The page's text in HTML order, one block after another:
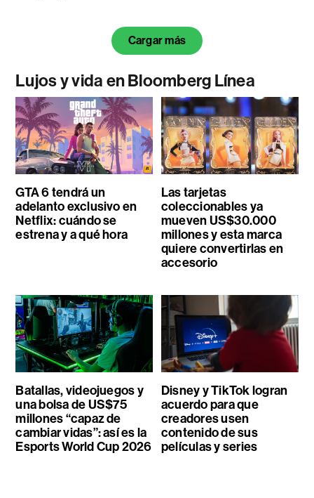
Cargar más
Lujos y vida en Bloomberg Línea
GTA 6 tendrá un
adelanto exclusivo en
Netflix: cuándo se
estrena y a qué hora
Las tarjetas
coleccionables ya
mueven US$30.000
millones y esta marca
quiere convertirlas en
accesorio
Batallas, videojuegos y
una bolsa de US$75
millones “capaz de
cambiar vidas”: así es la
Esports World Cup 2026
Disney y TikTok logran
acuerdo para que
creadores usen
contenido de sus
películas y series